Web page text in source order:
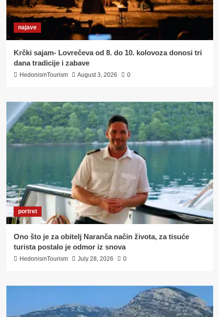
najave
Krčki sajam- Lovrečeva od 8. do 10. kolovoza donosi tri
dana tradicije i zabave
HedonismTourism August 3, 2026 0
portret
Ono što je za obitelj Naranča način života, za tisuće
turista postalo je odmor iz snova
HedonismTourism July 28, 2026 0